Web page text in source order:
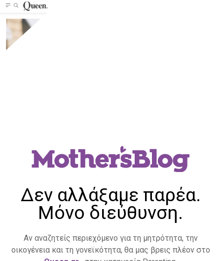
Δεν αλλάξαμε παρέα.
Μόνο διεύθυνση.
Αν αναζητείς περιεχόμενο για τη μητρότητα, την
οικογένεια και τη γονεϊκότητα, θα μας βρεις πλέον στο